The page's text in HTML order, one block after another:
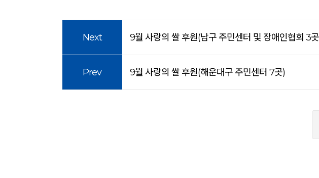
Next 9월 사랑의 쌀 후원(남구 주민센터 및 장애인협회 3
Prev 9월 사랑의 쌀 후원(해운대구 주민센터 7곳)